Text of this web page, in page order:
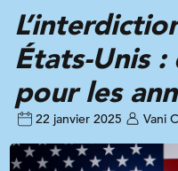
États-Unis
pour les
22 janvier 2025 Vani